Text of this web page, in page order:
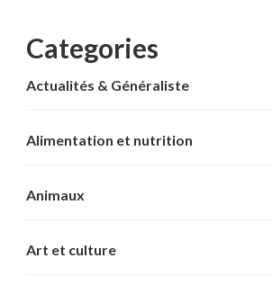
Categories
Actualités & Généraliste
Alimentation et nutrition
Animaux
Art et culture